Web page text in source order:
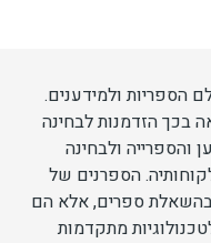
הספריות ולמידענים.
בכך הזדמנות לבחינה
ולבחינה
הספרנים של
ספרים, אלא הם
מתקדמות